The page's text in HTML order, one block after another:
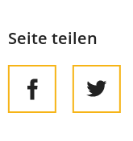
Seite teilen